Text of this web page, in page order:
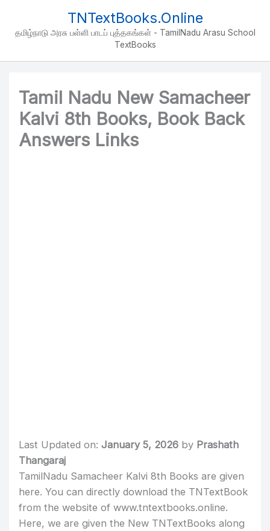
content
TNTextBooks.Online
தமிழ்நாடு அரசு பள்ளி பாடப் புத்தகங்கள் - TamilNadu Arasu School
TextBooks
Tamil Nadu New Samacheer
Kalvi 8th Books, Book Back
Answers Links
Last Updated on:January 5, 2026 by Prashath
Thangaraj
TamilNadu Samacheer Kalvi 8th Books are given
here. You can directly download the TNTextBook
from the website of www.tntextbooks.online.
Here, we are given the New TNTextBooks along